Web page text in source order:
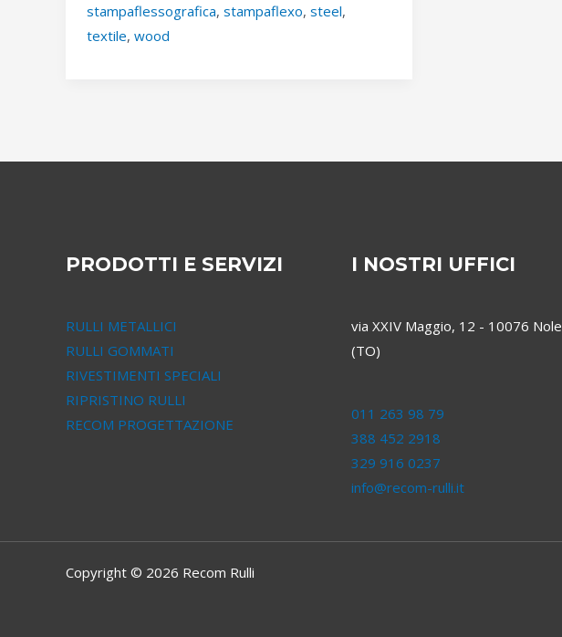
stampaflessografica, stampaflexo, steel,
textile, wood
PRODOTTI E SERVIZI
RULLI METALLICI
RULLI GOMMATI
RIVESTIMENTI SPECIALI
RIPRISTINO RULLI
RECOM PROGETTAZIONE
I NOSTRI UFFICI
via XXIV Maggio, 12 - 10076 Nole
(TO)
011 263 98 79
388 452 2918
329 916 0237
info@recom-rulli.it
Copyright © 2026 Recom Rulli